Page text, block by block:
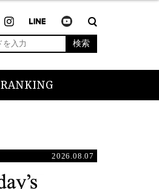
検索
RANKING
2026.08.07